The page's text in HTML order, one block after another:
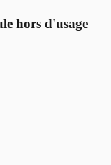
hors d'usage